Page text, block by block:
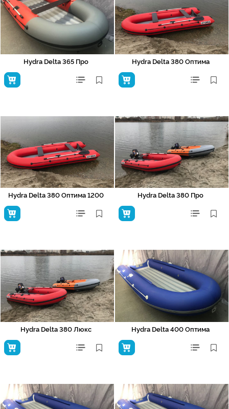
Hydra Delta 365 Про Hydra Delta 380 Оптима
Hydra Delta 380 Оптима 1200 Hydra Delta 380 Про
Hydra Delta 380 Люкс Hydra Delta 400 Оптима